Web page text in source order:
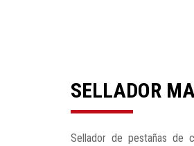
SELLADOR
Sellador de pestañas de